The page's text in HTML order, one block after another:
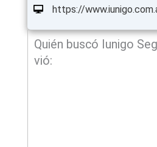
https://
Quién buscó Iunigo
vió: